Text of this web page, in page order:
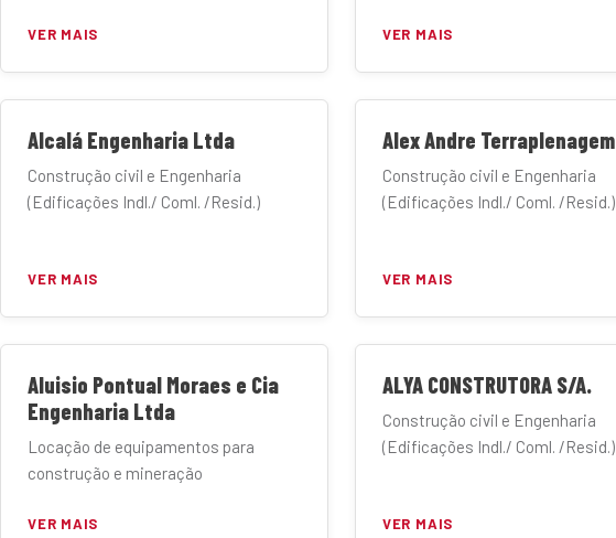
VER MAIS VER MAIS
Alcalá Engenharia Ltda
Construção civil e Engenharia
(Edificações Indl./ Coml. /Resid.)
VER MAIS
Alex Andre Terraplenagem
Construção civil e Engenharia
(Edificações Indl./ Coml. /Resid.)
VER MAIS
Aluisio Pontual Moraes e Cia
Engenharia Ltda
Locação de equipamentos para
construção e mineração
VER MAIS
ALYA CONSTRUTORA S/A.
Construção civil e Engenharia
(Edificações Indl./ Coml. /Resid.)
VER MAIS